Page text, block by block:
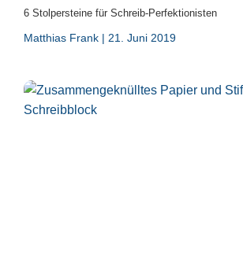
6 Stolpersteine für Schreib-Perfektionisten
Matthias Frank 21. Juni 2019